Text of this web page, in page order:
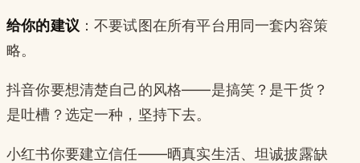
给你的建议 ：不要试图在所有平台用同一套内容策
略。
抖音你要想清楚自己的风格——是搞笑？是干货？
是吐槽？选定一种，坚持下去。
小红书你要建立信任——晒真实生活、坦诚披露缺